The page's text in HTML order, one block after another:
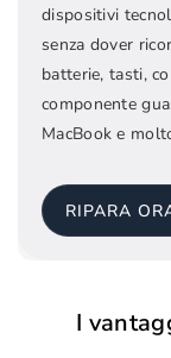
dispositivi
senza dover
batterie, tasti,
componente
MacBook e
RIPARA
I